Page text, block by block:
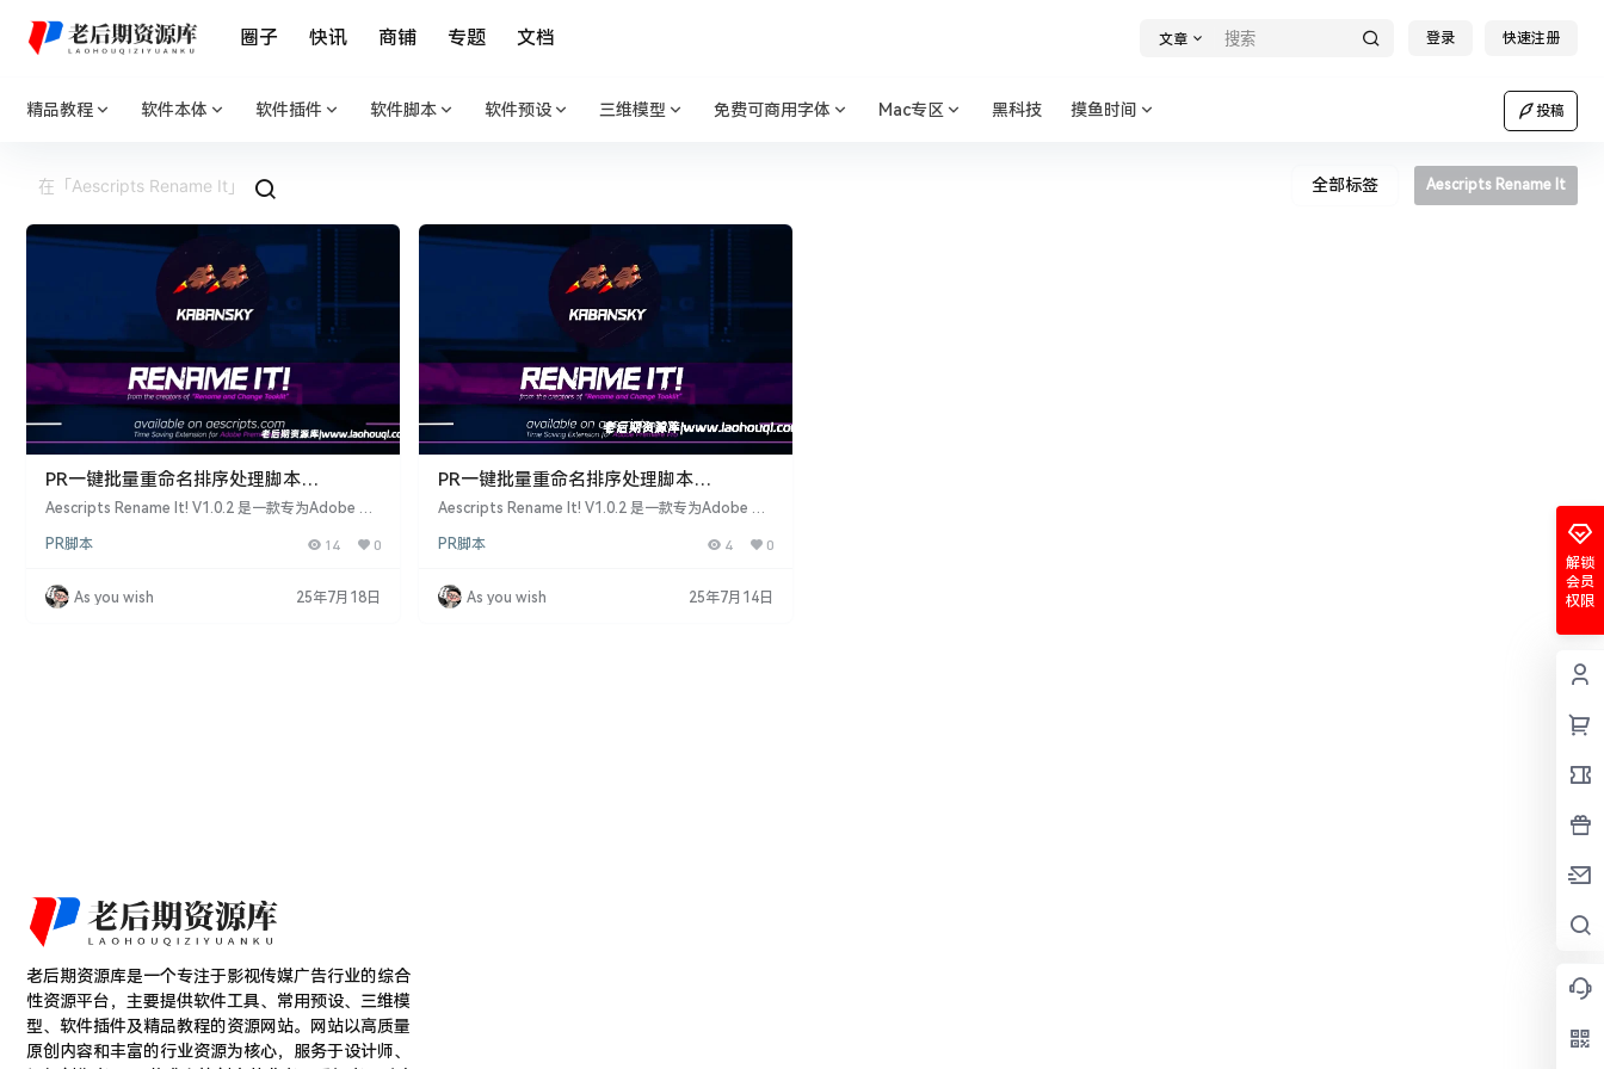
圈子 快讯 商铺 专题 文档 文章 登录 快速注册
精品教程 软件本体 软件插件 软件脚本 软件预设 三维模型 免费可商用字体 Mac专区 黑科技 摸鱼时间 投稿
全部标签 Aescripts Rename It
PR一键批量重命名排序处理脚本
Aescripts Rename It! V1.0.2 + 使用教程
Aescripts Rename It! V1.0.2 是一款专为Adobe Pr
量处理的新维度。这款脚本由“Rename and Change
项目窗口及时间线上的项目的能力。 PR脚本特点：
项目组织：通过“Rename It”扩展，用户可以更有效
PR脚本 14 0
As you wish 25年7月18日
PR一键批量重命名排序处理脚本
Aescripts Rename It! V1.0.2 + 使用教程
Aescripts Rename It! V1.0.2 是一款专为Adobe Pr
量处理的新维度。这款脚本由“Rename and Change
项目窗口及时间线上的项目的能力。 PR脚本特点：
项目组织：通过“Rename It”扩展，用户可以更有效
PR脚本 4 0
As you wish 25年7月14日
解锁
会员
权限
老后期资源库是一个专注于影视传媒广告行业的综合
性资源平台，主要提供软件工具、常用预设、三维模
型、软件插件及精品教程的资源网站。网站以高质量
原创内容和丰富的行业资源为核心，服务于设计师、